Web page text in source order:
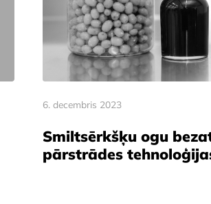
6. decembris 2023
Smiltsērkšķu ogu
pārstrādes